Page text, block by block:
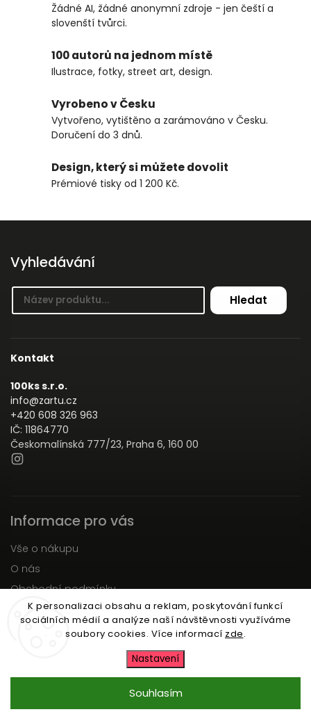
K personalizaci obsahu a reklam, poskytování funkcí
sociálních médií a analýze naší návštěvnosti využíváme
soubory cookies. Více informací zde.
Nastavení
Souhlasím
Žádné AI, žádné anonymní zdroje - jen čeští a
slovenští tvůrci.
100 autorů na jednom místě
Ilustrace, fotky, street art, design.
Vyrobeno v Česku
Vytvořeno, vytištěno a zarámováno v Česku.
Doručení do 3 dnů.
Design, který si můžete dovolit
Prémiové tisky od 1 200 Kč.
Vyhledávání
Hledat
Kontakt
100ks s.r.o.
info@zartu.cz
+420 608 326 963
IČ: 11864770
Českomalínská 777/23, Praha 6, 160 00
Informace pro vás
Vše o nákupu
O nás
Obchodní podmínky
Podmínky ochrany osobních údajů
Moje objednávka
Copyright 2026Zartu.cz. Všechna práva vyhrazena.
Upravit nastavení cookies